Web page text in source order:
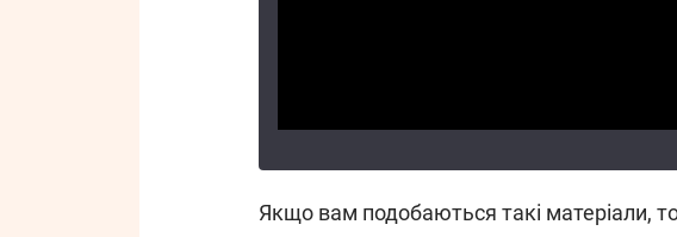
Якщо вам подобаються такі матеріали,